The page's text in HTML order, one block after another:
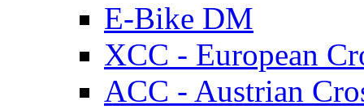
E-Bike DM
XCC - European
ACC - Austrian